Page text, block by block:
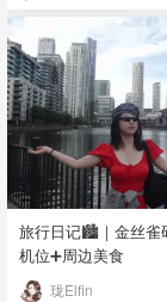
旅行日记🏙️｜金丝雀
机位➕周边美食
珑Elfin